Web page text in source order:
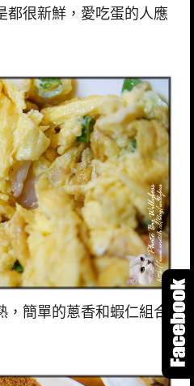
都很新鮮，愛吃蛋的人應
簡單的蔥香和蝦仁組合